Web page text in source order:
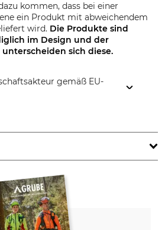
kommen, dass bei einer
ein Produkt mit abweichendem
wird. Die Produkte sind
im Design und der
unterscheiden sich diese.
gemäß EU-
www.stihl.de
Schnittlänge
35 cm
Niete Umlenkstern
4